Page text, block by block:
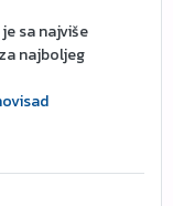
sa najviše
najboljeg